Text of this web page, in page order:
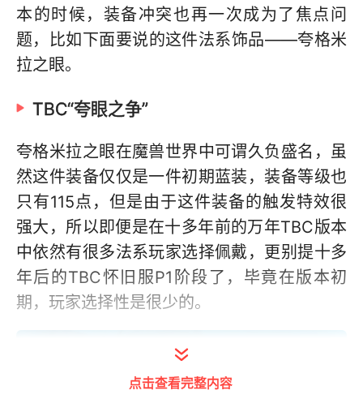
本的时候，装备冲突也再一次成为了焦点问
题，比如下面要说的这件法系饰品——夸格米
拉之眼。
TBC“夸眼之争”
夸格米拉之眼在魔兽世界中可谓久负盛名，虽
然这件装备仅仅是一件初期蓝装，装备等级也
只有115点，但是由于这件装备的触发特效很
强大，所以即便是在十多年前的万年TBC版本
中依然有很多法系玩家选择佩戴，更别提十多
年后的TBC怀旧服P1阶段了，毕竟在版本初
期，玩家选择性是很少的。
点击查看完整内容